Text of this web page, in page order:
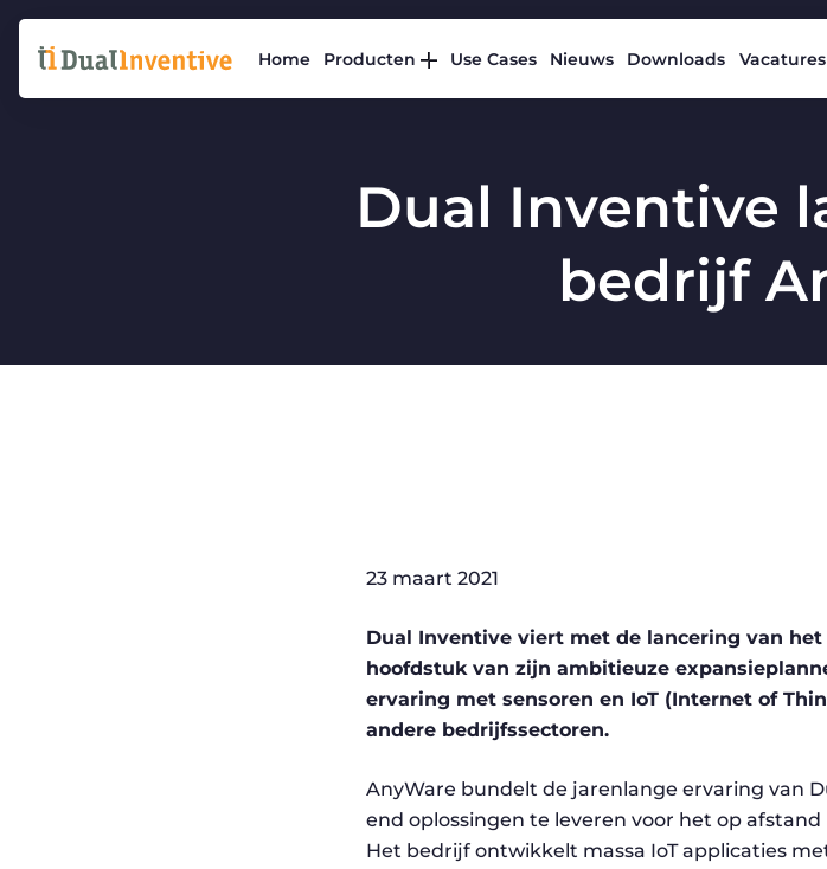
Home Producten Use Cases Nieuws Downloads Vacatures
Dual Inventive
bedrijf
23 maart 2021
Dual Inventive viert met de lancering van
hoofdstuk van zijn ambitieuze
ervaring met sensoren en IoT (Internet of
andere bedrijfssectoren.
AnyWare bundelt de jarenlange ervaring van
end oplossingen te leveren voor het op
Het bedrijf ontwikkelt massa IoT applicaties